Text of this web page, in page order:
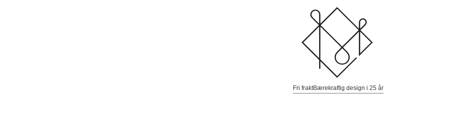
Fri fraktBærekraftig design i 25 år